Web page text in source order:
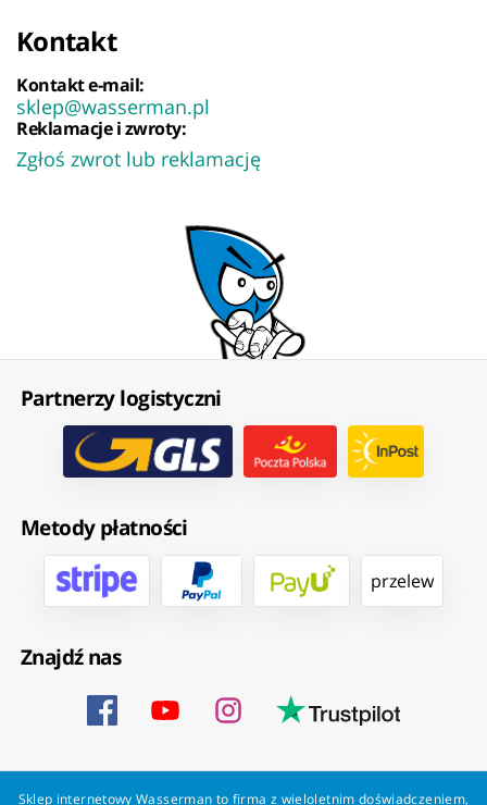
Kontakt
Kontakt e-mail:
sklep@wasserman.pl
Reklamacje i zwroty:
Zgłoś zwrot lub reklamację
Partnerzy logistyczni
Metody płatności
przelew
Znajdź nas
Sklep internetowy Wasserman to firma z wieloletnim doświadczeniem,